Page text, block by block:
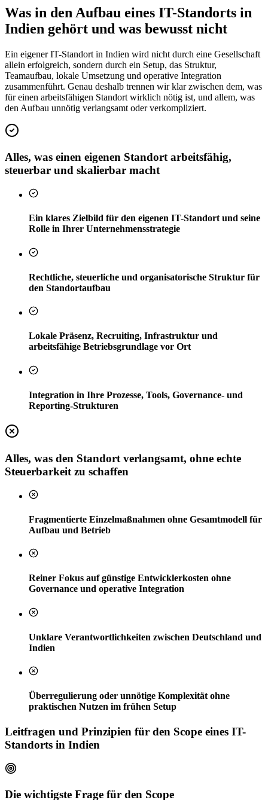
Was in den Aufbau eines IT-Standorts in
Indien gehört und was bewusst nicht
Ein eigener IT-Standort in Indien wird nicht durch eine Gesellschaft
allein erfolgreich, sondern durch ein Setup, das Struktur,
Teamaufbau, lokale Umsetzung und operative Integration
zusammenführt. Genau deshalb trennen wir klar zwischen dem, was
für einen arbeitsfähigen Standort wirklich nötig ist, und allem, was
den Aufbau unnötig verlangsamt oder verkompliziert.
Alles, was einen eigenen Standort arbeitsfähig,
steuerbar und skalierbar macht
Ein klares Zielbild für den eigenen IT-Standort und seine
Rolle in Ihrer Unternehmensstrategie
Rechtliche, steuerliche und organisatorische Struktur für
den Standortaufbau
Lokale Präsenz, Recruiting, Infrastruktur und
arbeitsfähige Betriebsgrundlage vor Ort
Integration in Ihre Prozesse, Tools, Governance- und
Reporting-Strukturen
Alles, was den Standort verlangsamt, ohne echte
Steuerbarkeit zu schaffen
Fragmentierte Einzelmaßnahmen ohne Gesamtmodell für
Aufbau und Betrieb
Reiner Fokus auf günstige Entwicklerkosten ohne
Governance und operative Integration
Unklare Verantwortlichkeiten zwischen Deutschland und
Indien
Überregulierung oder unnötige Komplexität ohne
praktischen Nutzen im frühen Setup
Leitfragen und Prinzipien für den Scope eines IT-
Standorts in Indien
Die wichtigste Frage für den Scope